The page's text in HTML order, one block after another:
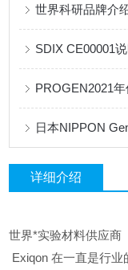
世界科研品牌介
SDIX CE00001
PROGEN2021
详细介绍
世界*实验材料供应商
Exiqon 在一直是行